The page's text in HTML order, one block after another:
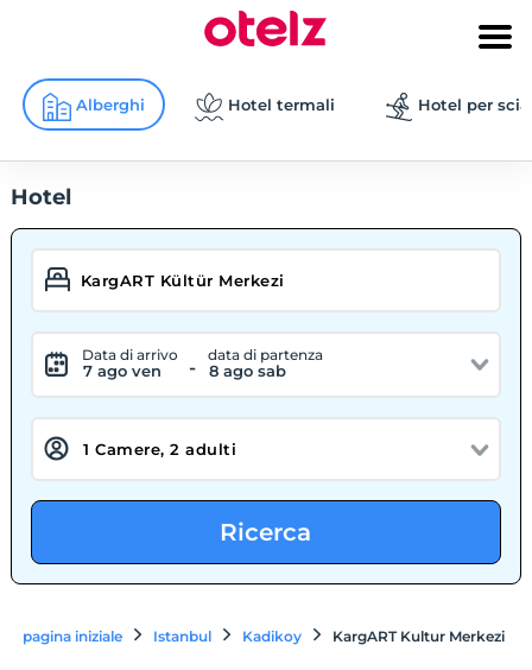
Alberghi Hotel termali Hotel per
Hotel
Data di arrivo
7 ago ven -
data di partenza
8 ago sab
Ricerca
pagina iniziale Istanbul Kadikoy KargART Kultur Merkezi